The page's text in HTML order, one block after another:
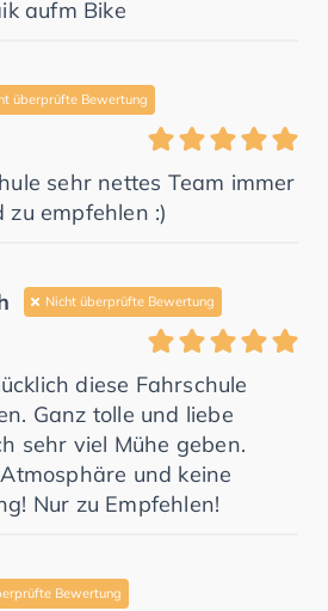
aufm Bike
überprüfte Bewertung
sehr nettes Team immer
empfehlen :)
Nicht überprüfte Bewertung
diese Fahrschule
Ganz tolle und liebe
sehr viel Mühe geben.
und keine
Nur zu Empfehlen!
Bewertung